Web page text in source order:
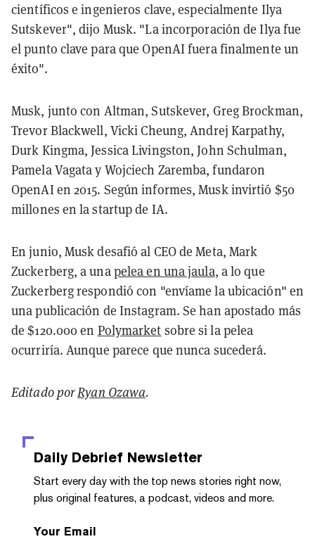
científicos e ingenieros clave, especialmente Ilya
Sutskever", dijo Musk. "La incorporación de Ilya fue
el punto clave para que OpenAI fuera finalmente un
éxito".
Musk, junto con Altman, Sutskever, Greg Brockman,
Trevor Blackwell, Vicki Cheung, Andrej Karpathy,
Durk Kingma, Jessica Livingston, John Schulman,
Pamela Vagata y Wojciech Zaremba, fundaron
OpenAI en 2015. Según informes, Musk invirtió $50
millones en la startup de IA.
En junio, Musk desafió al CEO de Meta, Mark
Zuckerberg, a unapelea en una jaula, a lo que
Zuckerberg respondió con "envíame la ubicación" en
una publicación de Instagram. Se han apostado más
de $120.000 en Polymarket sobre si la pelea
ocurriría. Aunque parece que nunca sucederá.
Editado porRyan Ozawa.
Daily Debrief Newsletter
Start every day with the top news stories right now,
plus original features, a podcast, videos and more.
Your Email